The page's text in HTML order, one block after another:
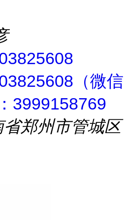
（微信
3999158769
郑州市管城区